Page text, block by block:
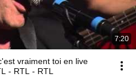
7:20
vraiment toi en live
- RTL - RTL